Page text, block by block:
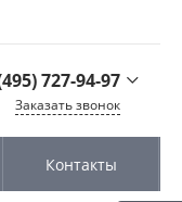
727-94-97
Заказать звонок
Контакты